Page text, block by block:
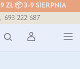
ZŁ 📦 3-9 SIERPNIA
693 222 687